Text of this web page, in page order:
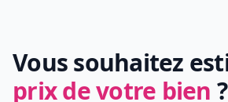
Vous souhaitez
prix de votre bien ?